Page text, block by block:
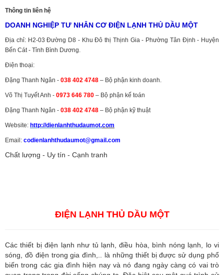
Thông tin liên hệ
DOANH NGHIỆP TƯ NHÂN CƠ ĐIỆN LẠNH THỦ DẦU MỘT
Địa chỉ: H2-03 Đường D8 - Khu Đô thị Thịnh Gia - Phường Tân Định - Huyện
Bến Cát - Tỉnh Bình Dương.
Điện thoại:
Đặng Thanh Ngân - 038 402 4748 – Bộ phận kinh doanh.
Võ Thị Tuyết Anh - 0973 646 780 – Bộ phận kế toán
Đặng Thanh Ngân - 038 402 4748 – Bộ phận kỹ thuật
Website: http://dienlanhthudaumot.com
Email: codienlanhthudaumot@gmail.com
Chất lượng - Uy tín - Cạnh tranh
ĐIỆN LẠNH THỦ DẦU MỘT
Các thiết bị điện lạnh như tủ lạnh, điều hòa, bình nóng lạnh, lo vi
sóng, đồ điện trong gia đình,.. là những thiết bị được sử dụng phổ
biến trong các gia đình hiện nay và nó đang ngày càng có vai trò